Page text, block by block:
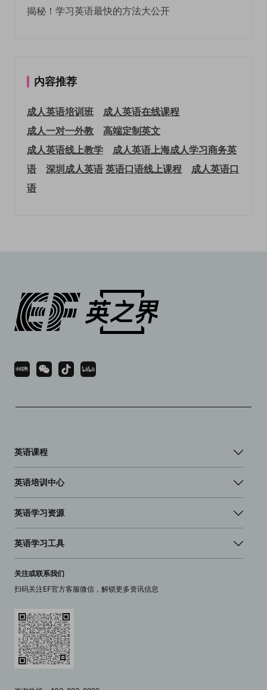
揭秘！学习英语最快的方法大公开
内容推荐
成人英语培训班
成人英语在线课程
成人一对一外教
高端定制英文
成人英语线上教学
成人英语上海成人学习商务英
语
深圳成人英语英语口语线上课程
成人英语口
语
英语课程
英语培训中心
英语学习资源
英语学习工具
关注或联系我们
扫码关注EF官方客服微信，解锁更多资讯信息